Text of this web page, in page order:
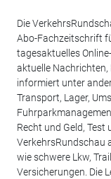
Die
Abo-Fachzeitschrift
tagesaktuelles
aktuelle
informiert unter
Transport, Lager,
Recht und Geld,
VerkehrsRundschau
wie schwere Lkw,
Versicherungen. Die